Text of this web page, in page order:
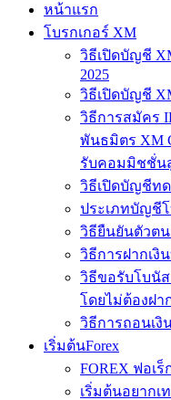
หน้าแรก
โบรกเกอร์ XM
วิธีเปิดบัญชี
2025
วิธีเปิดบัญชี
วิธีการสมัคร
พันธมิตร XM
รับคอมมิชชั่น
วิธีเปิดบัญชีท
ประเภทบัญชีโ
วิธียืนยันตัวต
วิธีการฝากเงิ
วิธีขอรับโบนั
โดยไม่ต้องฝา
วิธีการถอนเงิ
เริ่มต้นForex
FOREX ฟอเ
เริ่มต้นอยากเ